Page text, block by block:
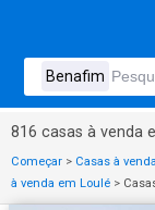
816 casas à venda
Começar > Casas à
à venda em Loulé >